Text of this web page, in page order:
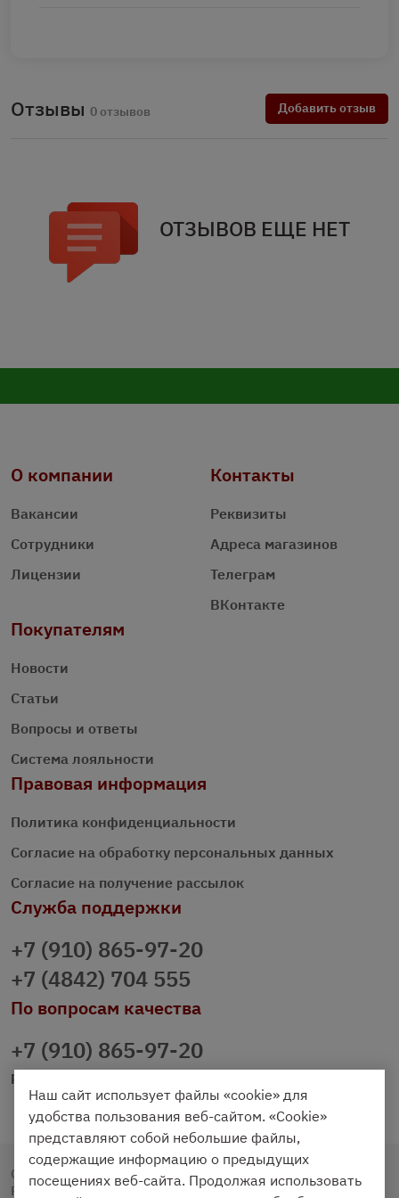
Отзывы 0 отзывов Добавить отзыв
ОТЗЫВОВ ЕЩЕ НЕТ
О компании
Вакансии
Сотрудники
Лицензии
Контакты
Реквизиты
Адреса магазинов
Телеграм
ВКонтакте
Покупателям
Новости
Статьи
Вопросы и ответы
Система лояльности
Правовая информация
Политика конфиденциальности
Согласие на обработку персональных данных
Согласие на получение рассылок
Служба поддержки
+7 (910) 865-97-20
+7 (4842) 704 555
По вопросам качества
+7 (910) 865-97-20
prazdnichniy40@palmi.ru
Copyright © 2020 - 2026. Праздничный Стол.
Разработка и продвижение - Vegas Studio
Наш сайт использует файлы «cookie» для
удобства пользования веб-сайтом. «Cookie»
представляют собой небольшие файлы,
содержащие информацию о предыдущих
посещениях веб-сайта. Продолжая использовать